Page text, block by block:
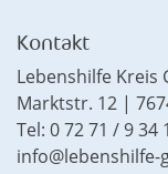
Kontakt
Lebenshilfe Kreis
Marktstr. 12 |
Tel: 0 72 71 / 9 34
info@lebenshilfe-